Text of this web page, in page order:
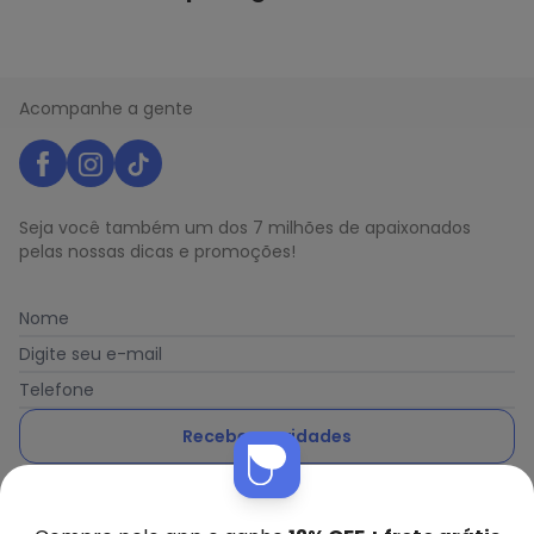
Acompanhe a gente
Seja você também um dos 7 milhões de apaixonados
pelas nossas dicas e promoções!
Nome
Digite seu e-mail
Telefone
Receber novidades
Ao enviar o cadastro, você concorda com a nossa
Nós utilizamos cookies e tecnologias similares para melhorar sua